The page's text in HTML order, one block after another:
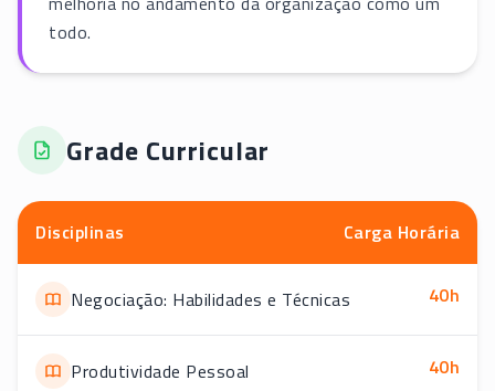
todo.
Grade Curricular
Disciplinas Carga Horária
Negociação: Habilidades e Técnicas 40h
Produtividade Pessoal 40h